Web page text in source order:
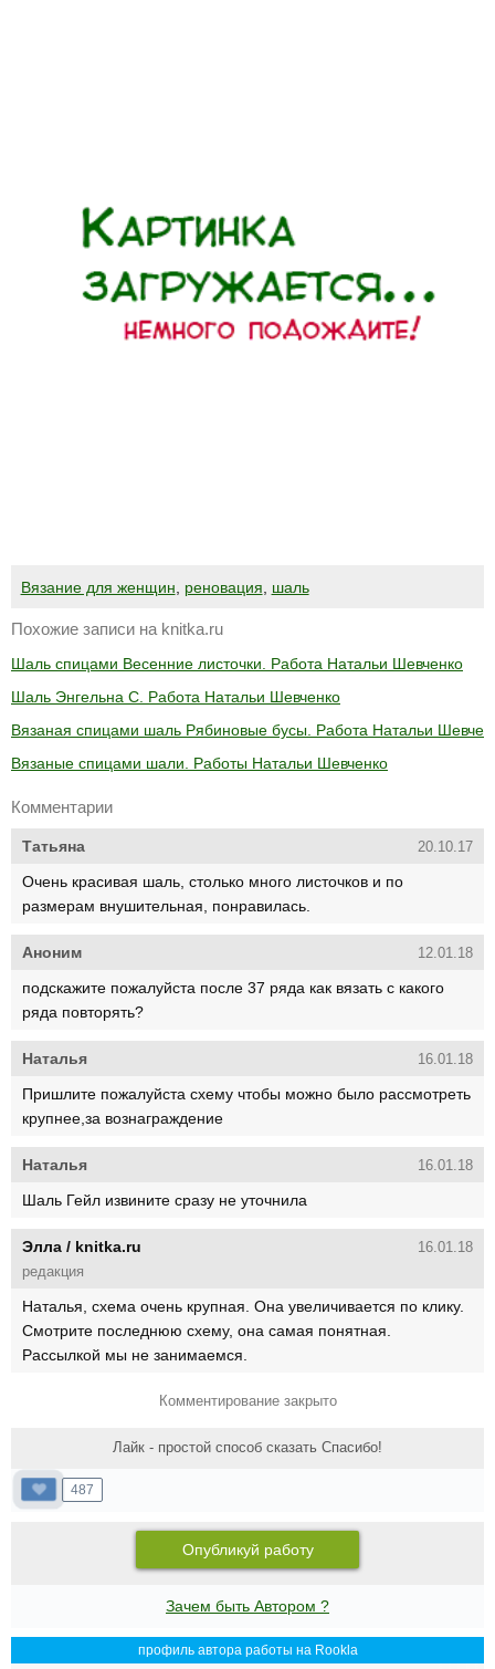
Вязание для женщин реновация шаль
Похожие записи на knitka.ru
Шаль спицами Весенние листочки. Работа Натальи Шевченко
Шаль Энгельна С. Работа Натальи Шевченко
Вязаная спицами шаль Рябиновые бусы. Работа Натальи
Вязаные спицами шали. Работы Натальи Шевченко
Комментарии
Татьяна 20.10.17
Очень красивая шаль, столько много листочков и по
размерам внушительная, понравилась.
Аноним 12.01.18
подскажите пожалуйста после 37 ряда как вязать с какого
ряда повторять?
Наталья 16.01.18
Пришлите пожалуйста схему чтобы можно было рассмотреть
крупнее,за вознаграждение
Наталья 16.01.18
Шаль Гейл извините сразу не уточнила
Элла / knitka.ru
редакция
16.01.18
Наталья, схема очень крупная. Она увеличивается по клику.
Смотрите последнюю схему, она самая понятная.
Рассылкой мы не занимаемся.
Комментирование закрыто
Лайк - простой способ сказать Спасибо!
487
Опубликуй работу
Зачем быть Автором ?
профиль автора работы на Rookla